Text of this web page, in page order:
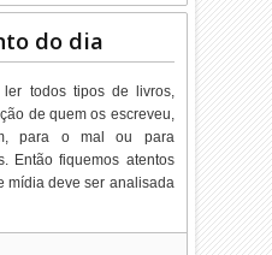
do dia
ler todos tipos de livros,
de quem os escreveu,
para o mal ou para
Então fiquemos atentos
mídia deve ser analisada